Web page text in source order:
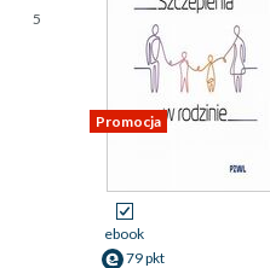
5
Promocja
ebook
79 pkt